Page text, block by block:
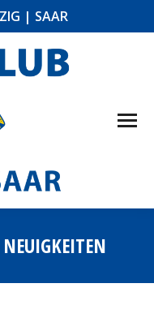
| SAAR
NEUIGKEITEN